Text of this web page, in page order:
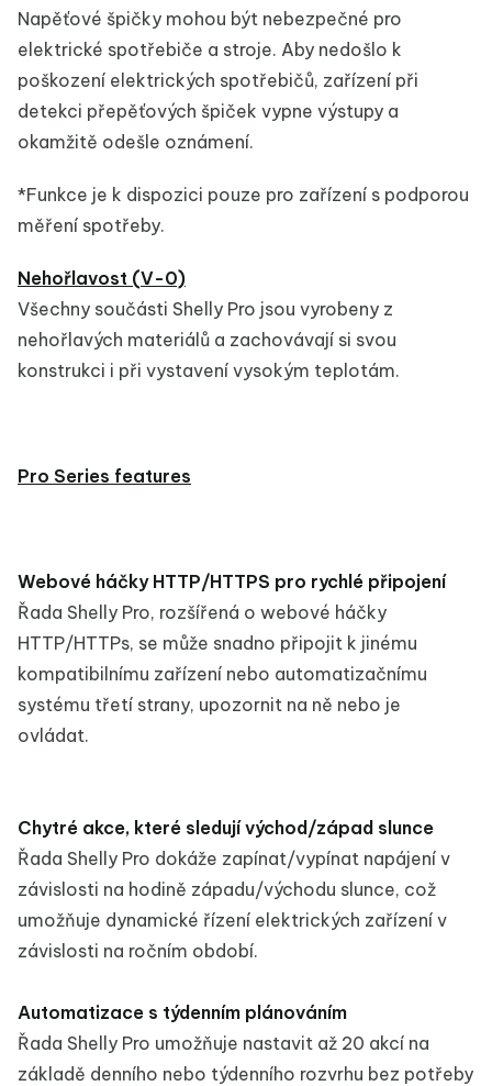
Napěťové špičky mohou být nebezpečné pro
elektrické spotřebiče a stroje. Aby nedošlo k
poškození elektrických spotřebičů, zařízení při
detekci přepěťových špiček vypne výstupy a
okamžitě odešle oznámení.
*Funkce je k dispozici pouze pro zařízení s podporou
měření spotřeby.
Nehořlavost (V-0)
Všechny součásti Shelly Pro jsou vyrobeny z
nehořlavých materiálů a zachovávají si svou
konstrukci i při vystavení vysokým teplotám.
Pro Series features
Webové háčky HTTP/HTTPS pro rychlé připojení
Řada Shelly Pro, rozšířená o webové háčky
HTTP/HTTPs, se může snadno připojit k jinému
kompatibilnímu zařízení nebo automatizačnímu
systému třetí strany, upozornit na ně nebo je
ovládat.
Chytré akce, které sledují východ/západ slunce
Řada Shelly Pro dokáže zapínat/vypínat napájení v
závislosti na hodině západu/východu slunce, což
umožňuje dynamické řízení elektrických zařízení v
závislosti na ročním období.
Automatizace s týdenním plánováním
Řada Shelly Pro umožňuje nastavit až 20 akcí na
základě denního nebo týdenního rozvrhu bez potřeby